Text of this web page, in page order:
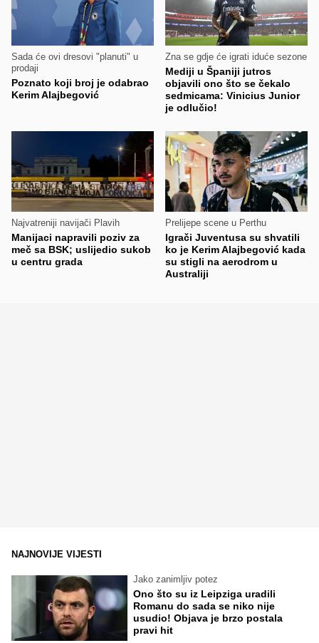
Sada će ovi dresovi "planuti" u
prodaji
Poznato koji broj je odabrao
Kerim Alajbegović
Zna se gdje će igrati iduće sezone
Mediji u Španiji jutros
objavili ono što se čekalo
sedmicama: Vinicius Junior
je odlučio!
Najvatreniji navijači Plavih
Manijaci napravili poziv za
meč sa BSK; uslijedio sukob
u centru grada
Prelijepe scene u Perthu
Igrači Juventusa su shvatili
ko je Kerim Alajbegović kada
su stigli na aerodrom u
Australiji
NAJNOVIJE VIJESTI
Jako zanimljiv potez
Ono što su iz Leipziga uradili
Romanu do sada se niko nije
usudio! Objava je brzo postala
pravi hit